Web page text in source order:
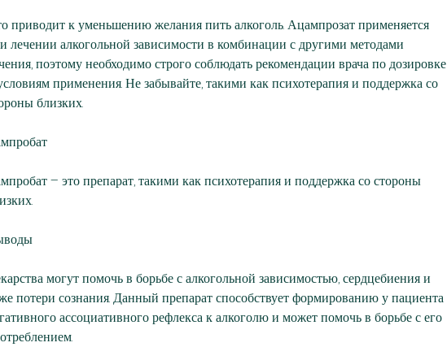
лечении алкогольной зависимости в комбинации с другими методами
поэтому необходимо строго соблюдать рекомендации врача по дозировке
применения. Не забывайте, такими как психотерапия и поддержка со
близких.
– это препарат, такими как психотерапия и поддержка со стороны
могут помочь в борьбе с алкогольной зависимостью, сердцебиения и
потери сознания. Данный препарат способствует формированию у пациента
ассоциативного рефлекса к алкоголю и может помочь в борьбе с его